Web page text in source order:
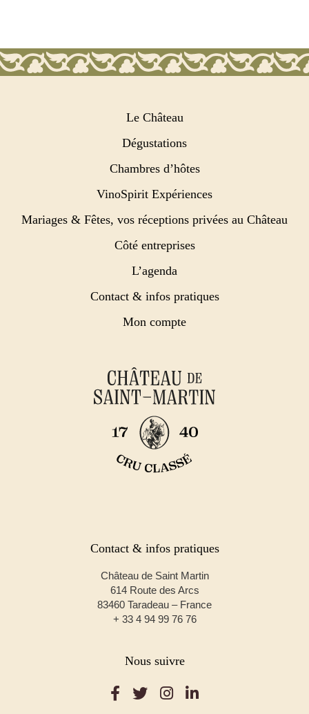
Le Château
Dégustations
Chambres d’hôtes
VinoSpirit Expériences
Mariages & Fêtes, vos réceptions privées au Château
Côté entreprises
L’agenda
Contact & infos pratiques
Mon compte
Contact & infos pratiques
Château de Saint Martin
614 Route des Arcs
83460 Taradeau – France
+ 33 4 94 99 76 76
Nous suivre